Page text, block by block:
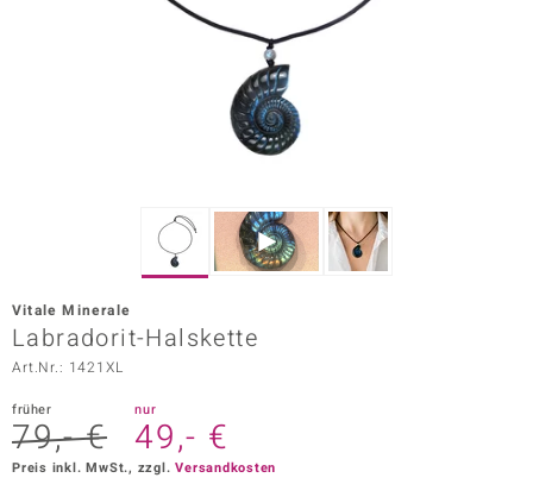
Vogue
Paraíso
Vitale Minerale
Labradorit-Halskette
Art.Nr.: 1421XL
früher
79,- €
nur
49,- €
Preis inkl. MwSt., zzgl.Versandkosten